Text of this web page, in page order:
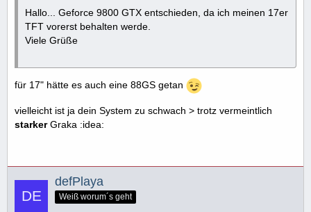
Hallo... Geforce 9800 GTX entschieden, da ich meinen 17er
TFT vorerst behalten werde.
Viele Grüße
für 17" hätte es auch eine 88GS getan
vielleicht ist ja dein System zu schwach > trotz vermeintlich
starkerGraka :idea:
defPlaya
Weiß worum´s geht